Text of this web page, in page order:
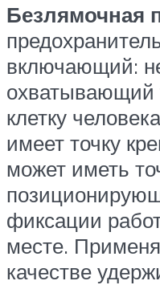
Безлямочная
включающий:
охватывающий
клетку
имеет точку
может иметь
фиксации
месте.
качестве